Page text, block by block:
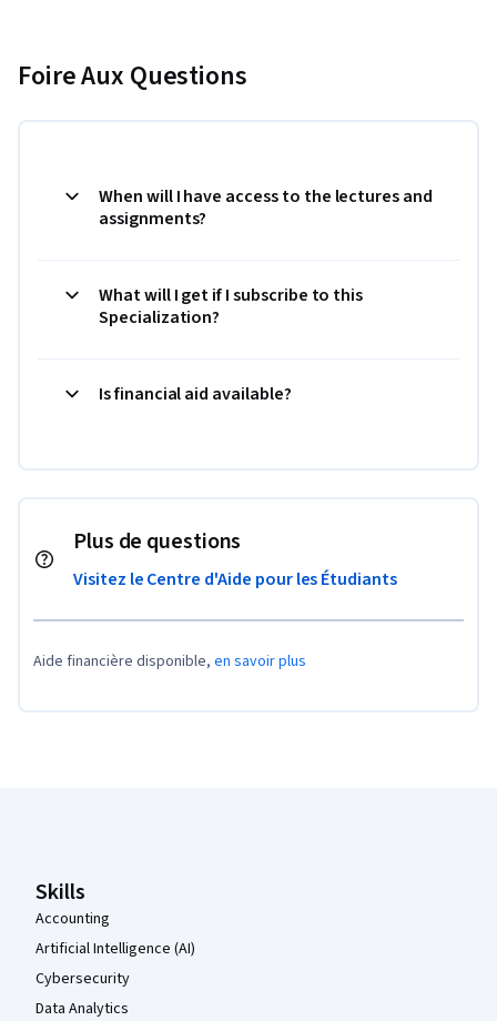
Foire Aux Questions
When will I have access to the lectures and
assignments?
What will I get if I subscribe to this
Specialization?
Is financial aid available?
Plus de questions
Visitez le Centre d'Aide pour les Étudiants
Aide financière disponible, en savoir plus
Skills
Accounting
Artificial Intelligence (AI)
Cybersecurity
Data Analytics